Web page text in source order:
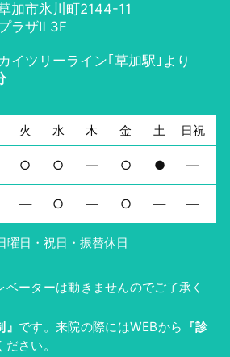
加市氷川町2144-11
ラザⅡ 3F
イツリーライン｢草加駅｣より
曜日・祝日・振替休日
ベーターは動きませんのでご了承く
です。来院の際にはWEBから 『診
さい。
火 水 木 金 土 日祝
○ ○ ― ○ ● ―
― ○ ― ○ ― ―